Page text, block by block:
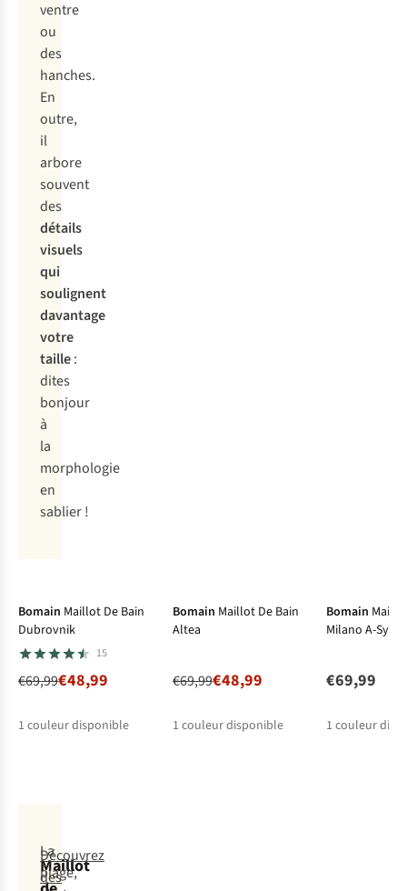
ventre
ou
des
hanches.
En
outre,
il
arbore
souvent
des
détails
visuels
qui
soulignent
davantage
votre
taille:
dites
bonjour
à
la
morphologie
en
sablier !
Bomain Maillot De Bain
Dubrovnik
15
€69,99€48,99
1 couleur disponible
Bomain Maillot De Bain
Altea
€69,99€48,99
1 couleur disponible
Bomain
Milano A-
€69,99
1 couleur
Maillot
La
plage,
Découvrez
des